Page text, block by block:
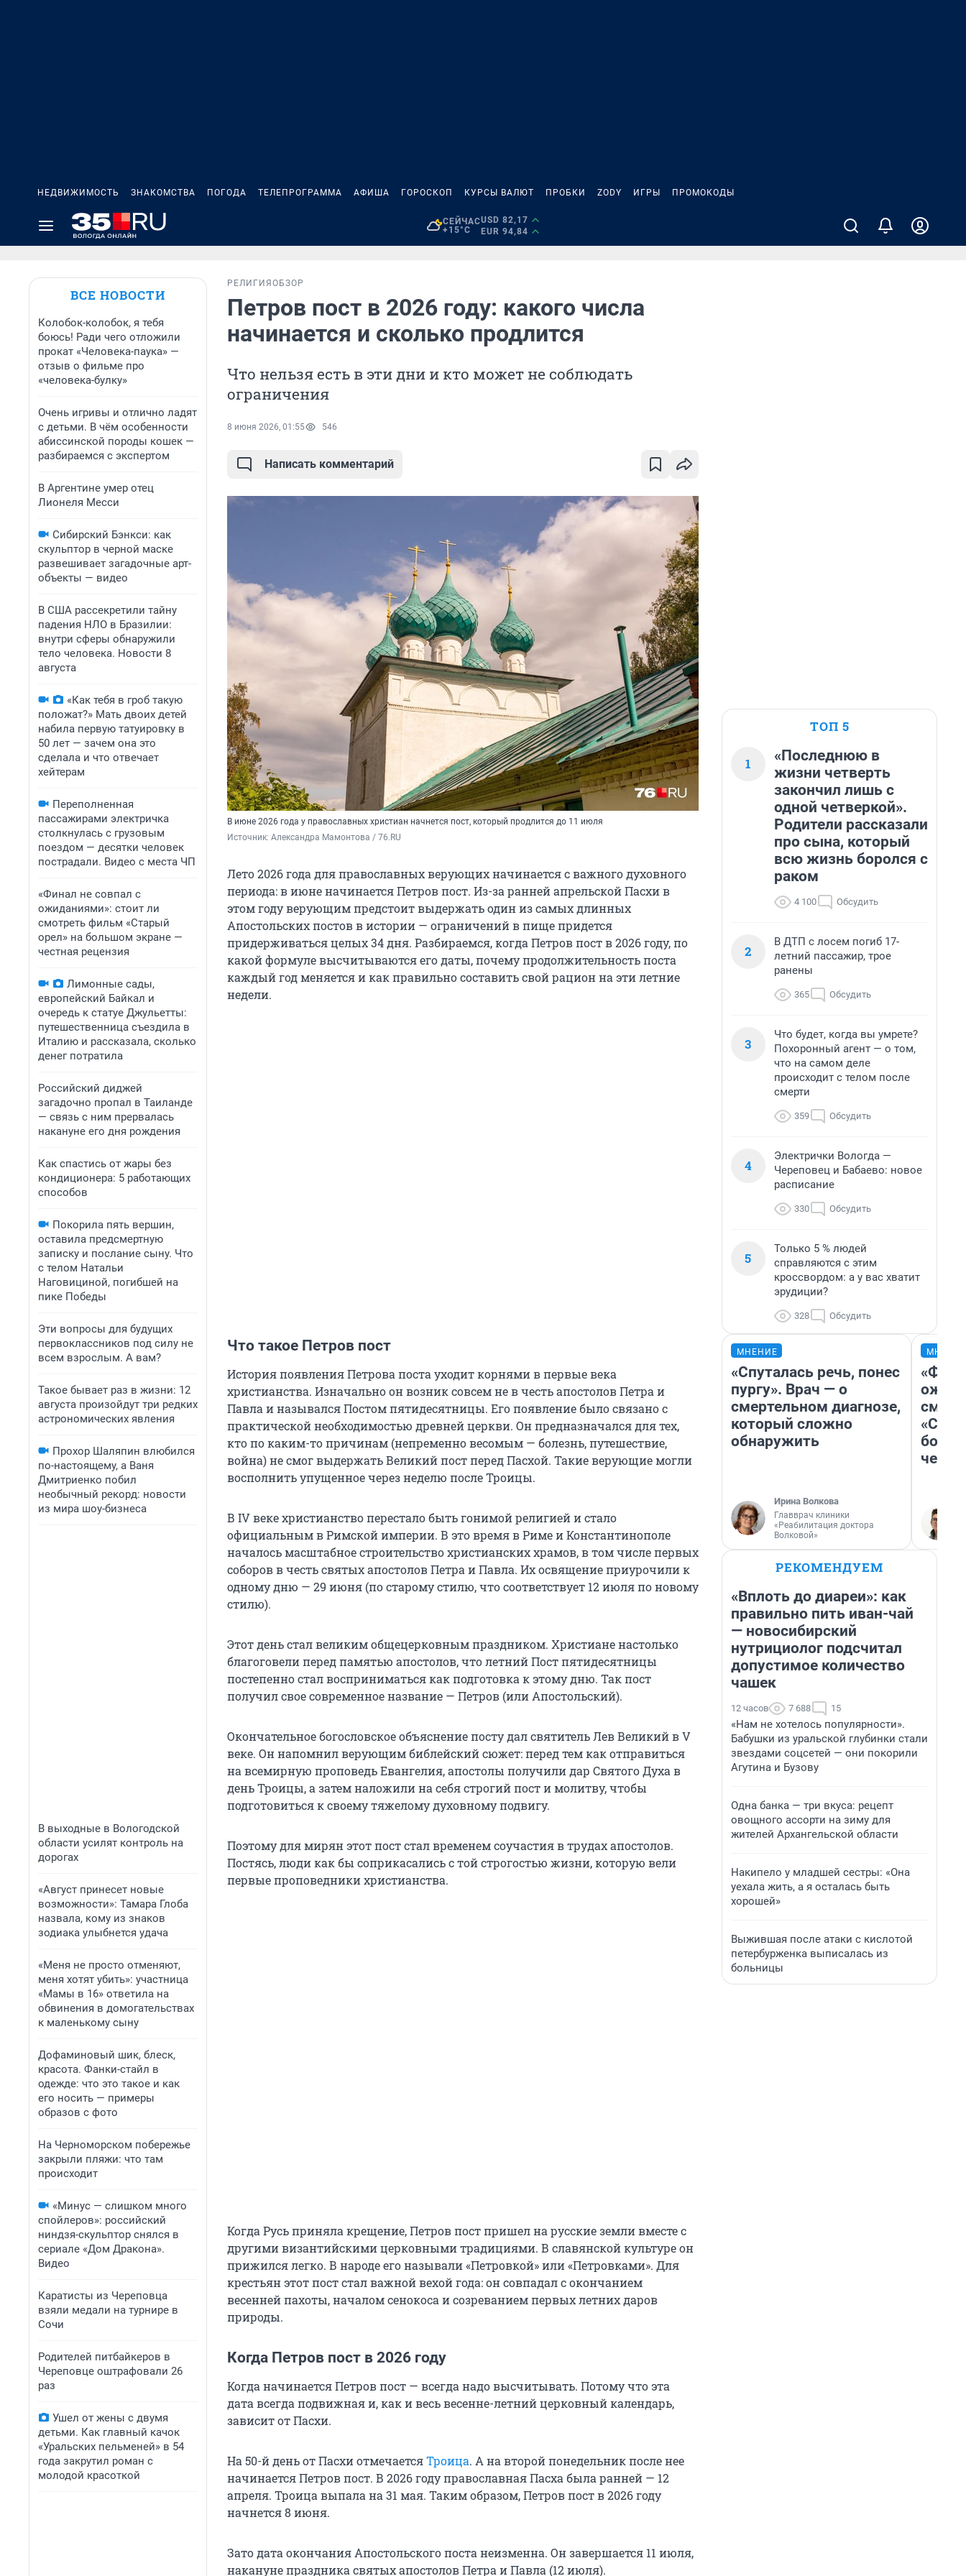
НЕДВИЖИМОСТЬ ЗНАКОМСТВА ПОГОДА ТЕЛЕПРОГРАММА АФИША ГОРОСКОП КУРСЫ ВАЛЮТ ПРОБКИ ZODY ИГРЫ ПРОМОКОДЫ
СЕЙЧАС
+15°C
USD 82,17
EUR 94,84
ВСЕ НОВОСТИ
Колобок-колобок, я тебя
боюсь! Ради чего отложили
прокат «Человека-паука» —
отзыв о фильме про
«человека-булку»
Очень игривы и отлично ладят
с детьми. В чём особенности
абиссинской породы кошек —
разбираемся с экспертом
В Аргентине умер отец
Лионеля Месси
Сибирский Бэнкси: как
скульптор в черной маске
развешивает загадочные арт-
объекты — видео
В США рассекретили тайну
падения НЛО в Бразилии:
внутри сферы обнаружили
тело человека. Новости 8
августа
«Как тебя в гроб такую
положат?» Мать двоих детей
набила первую татуировку в
50 лет — зачем она это
сделала и что отвечает
хейтерам
Переполненная
пассажирами электричка
столкнулась с грузовым
поездом — десятки человек
пострадали. Видео с места ЧП
«Финал не совпал с
ожиданиями»: стоит ли
смотреть фильм «Старый
орел» на большом экране —
честная рецензия
Лимонные сады,
европейский Байкал и
очередь к статуе Джульетты:
путешественница съездила в
Италию и рассказала, сколько
денег потратила
Российский диджей
загадочно пропал в Таиланде
— связь с ним прервалась
накануне его дня рождения
Как спастись от жары без
кондиционера: 5 работающих
способов
Покорила пять вершин,
оставила предсмертную
записку и послание сыну. Что
с телом Натальи
Наговициной, погибшей на
пике Победы
Эти вопросы для будущих
первоклассников под силу не
всем взрослым. А вам?
Такое бывает раз в жизни: 12
августа произойдут три редких
астрономических явления
Прохор Шаляпин влюбился
по-настоящему, а Ваня
Дмитриенко побил
необычный рекорд: новости
из мира шоу-бизнеса
В выходные в Вологодской
области усилят контроль на
дорогах
«Август принесет новые
возможности»: Тамара Глоба
назвала, кому из знаков
зодиака улыбнется удача
«Меня не просто отменяют,
меня хотят убить»: участница
«Мамы в 16» ответила на
обвинения в домогательствах
к маленькому сыну
Дофаминовый шик, блеск,
красота. Фанки-стайл в
одежде: что это такое и как
его носить — примеры
образов с фото
На Черноморском побережье
закрыли пляжи: что там
происходит
«Минус — слишком много
спойлеров»: российский
ниндзя-скульптор снялся в
сериале «Дом Дракона».
Видео
Каратисты из Череповца
взяли медали на турнире в
Сочи
Родителей питбайкеров в
Череповце оштрафовали 26
раз
Ушел от жены с двумя
детьми. Как главный качок
«Уральских пельменей» в 54
года закрутил роман с
молодой красоткой
РЕЛИГИЯ ОБЗОР
Петров пост в 2026 году: какого числа
начинается и сколько продлится
Что нельзя есть в эти дни и кто может не соблюдать
ограничения
8 июня 2026, 01:55 546
Написать комментарий
В июне 2026 года у православных христиан начнется пост, который продлится до 11 июля
Источник: Александра Мамонтова / 76.RU
Лето 2026 года для православных верующих начинается с важного духовного
периода: в июне начинается Петров пост. Из-за ранней апрельской Пасхи в
этом году верующим предстоит выдержать один из самых длинных
Апостольских постов в истории — ограничений в пище придется
придерживаться целых 34 дня. Разбираемся, когда Петров пост в 2026 году, по
какой формуле высчитываются его даты, почему продолжительность поста
каждый год меняется и как правильно составить свой рацион на эти летние
недели.
Что такое Петров пост
История появления Петрова поста уходит корнями в первые века
христианства. Изначально он возник совсем не в честь апостолов Петра и
Павла и назывался Постом пятидесятницы. Его появление было связано с
практической необходимостью древней церкви. Он предназначался для тех,
кто по каким-то причинам (непременно весомым — болезнь, путешествие,
война) не смог выдержать Великий пост перед Пасхой. Такие верующие могли
восполнить упущенное через неделю после Троицы.
В IV веке христианство перестало быть гонимой религией и стало
официальным в Римской империи. В это время в Риме и Константинополе
началось масштабное строительство христианских храмов, в том числе первых
соборов в честь святых апостолов Петра и Павла. Их освящение приурочили к
одному дню — 29 июня (по старому стилю, что соответствует 12 июля по новому
стилю).
Этот день стал великим общецерковным праздником. Христиане настолько
благоговели перед памятью апостолов, что летний Пост пятидесятницы
постепенно стал восприниматься как подготовка к этому дню. Так пост
получил свое современное название — Петров (или Апостольский).
Окончательное богословское объяснение посту дал святитель Лев Великий в V
веке. Он напомнил верующим библейский сюжет: перед тем как отправиться
на всемирную проповедь Евангелия, апостолы получили дар Святого Духа в
день Троицы, а затем наложили на себя строгий пост и молитву, чтобы
подготовиться к своему тяжелому духовному подвигу.
Поэтому для мирян этот пост стал временем соучастия в трудах апостолов.
Постясь, люди как бы соприкасались с той строгостью жизни, которую вели
первые проповедники христианства.
Когда Русь приняла крещение, Петров пост пришел на русские земли вместе с
другими византийскими церковными традициями. В славянской культуре он
прижился легко. В народе его называли «Петровкой» или «Петровками». Для
крестьян этот пост стал важной вехой года: он совпадал с окончанием
весенней пахоты, началом сенокоса и созреванием первых летних даров
природы.
Когда Петров пост в 2026 году
Когда начинается Петров пост — всегда надо высчитывать. Потому что эта
дата всегда подвижная и, как и весь весенне-летний церковный календарь,
зависит от Пасхи.
На 50-й день от Пасхи отмечаетсяТроица. А на второй понедельник после нее
начинается Петров пост. В 2026 году православная Пасха была ранней — 12
апреля. Троица выпала на 31 мая. Таким образом, Петров пост в 2026 году
начнется 8 июня.
Зато дата окончания Апостольского поста неизменна. Он завершается 11 июля,
накануне праздника святых апостолов Петра и Павла (12 июля).
ТОП 5
1
«Последнюю в
жизни четверть
закончил лишь с
одной четверкой».
Родители рассказали
про сына, который
всю жизнь боролся с
раком
4 100 Обсудить
2
В ДТП с лосем погиб 17-
летний пассажир, трое
ранены
365 Обсудить
3
Что будет, когда вы умрете?
Похоронный агент — о том,
что на самом деле
происходит с телом после
смерти
359 Обсудить
4
Электрички Вологда —
Череповец и Бабаево: новое
расписание
330 Обсудить
5
Только 5 % людей
справляются с этим
кроссвордом: а у вас хватит
эрудиции?
328 Обсудить
МНЕНИЕ
«Спуталась речь, понес
пургу». Врач — о
смертельном диагнозе,
который сложно
обнаружить
Ирина Волкова
Главврач клиники
«Реабилитация доктора
Волковой»
РЕКОМЕНДУЕМ
«Вплоть до диареи»: как
правильно пить иван-чай
— новосибирский
нутрициолог подсчитал
допустимое количество
чашек
12 часов 7 688 15
«Нам не хотелось популярности».
Бабушки из уральской глубинки стали
звездами соцсетей — они покорили
Агутина и Бузову
Одна банка — три вкуса: рецепт
овощного ассорти на зиму для
жителей Архангельской области
Накипело у младшей сестры: «Она
уехала жить, а я осталась быть
хорошей»
Выжившая после атаки с кислотой
петербурженка выписалась из
больницы